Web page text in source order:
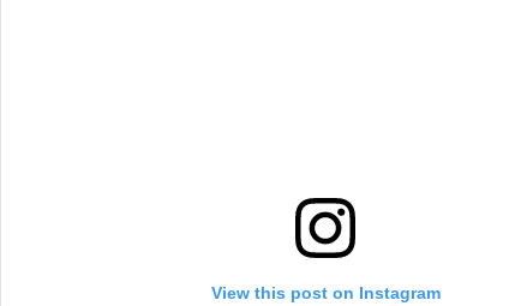
View this post on Instagram